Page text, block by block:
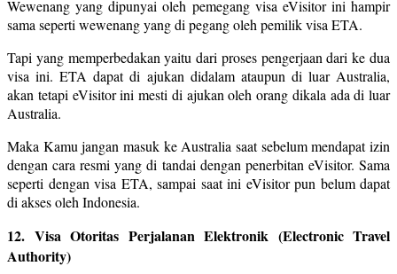
Wewenang yang dipunyai oleh pemegang visa eVisitor ini hampir
sama seperti wewenang yang di pegang oleh pemilik visa ETA.
Tapi yang memperbedakan yaitu dari proses pengerjaan dari ke dua
visa ini. ETA dapat di ajukan didalam ataupun di luar Australia,
akan tetapi eVisitor ini mesti di ajukan oleh orang dikala ada di luar
Australia.
Maka Kamu jangan masuk ke Australia saat sebelum mendapat izin
dengan cara resmi yang di tandai dengan penerbitan eVisitor. Sama
seperti dengan visa ETA, sampai saat ini eVisitor pun belum dapat
di akses oleh Indonesia.
12. Visa Otoritas Perjalanan Elektronik (Electronic Travel
Authority)